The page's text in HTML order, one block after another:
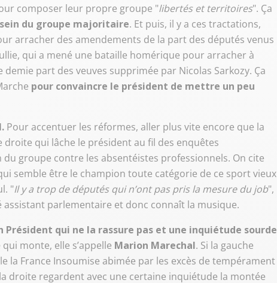
composer leur propre groupe "libertés et territoires". Ça
du groupe majoritaire. Et puis, il y a ces tractations,
arracher des amendements de la part des députés venus
qui a mené une bataille homérique pour arracher à
part des veuves supprimée par Nicolas Sarkozy. Ça
pour convaincre le président de mettre un peu
Pour accentuer les réformes, aller plus vite encore que la
qui lâche le président au fil des enquêtes
groupe contre les absentéistes professionnels. On cite
semble être le champion toute catégorie de ce sport vieux
"Il y a trop de députés qui n’ont pas pris la mesure du job",
assistant parlementaire et donc connaît la musique.
qui ne la rassure pas et une inquiétude sourde
monte, elle s’appelle Marion Marechal. Si la gauche
la France Insoumise abimée par les excès de tempérament
droite regardent avec une certaine inquiétude la montée